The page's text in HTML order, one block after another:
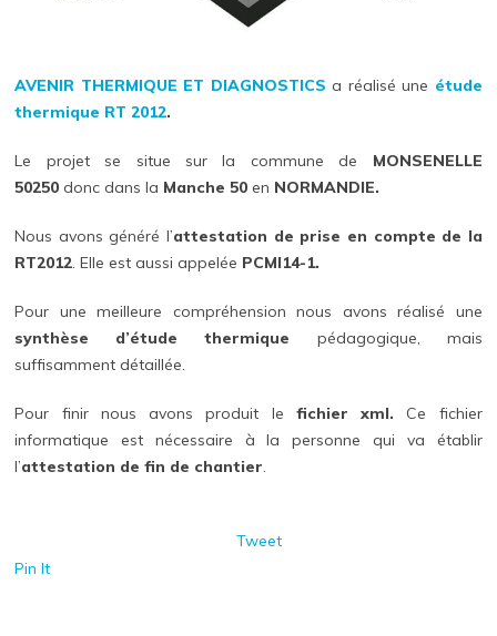
AVENIR THERMIQUE ET DIAGNOSTICS a réalisé une étude
thermique RT 2012.
Le projet se situe sur la commune de MONSENELLE
50250 donc dans la Manche 50en NORMANDIE.
Nous avons généré l’attestation de prise en compte de la
RT2012. Elle est aussi appelée PCMI14-1.
Pour une meilleure compréhension nous avons réalisé une
synthèse d’étude thermique pédagogique, mais
suffisamment détaillée.
Pour finir nous avons produit le fichier xml. Ce fichier
informatique est nécessaire à la personne qui va établir
l’attestation de fin de chantier.
Tweet
Pin It